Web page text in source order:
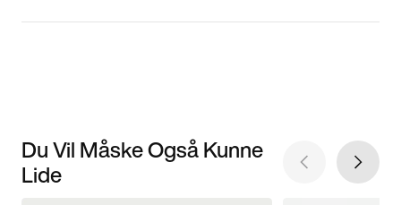
Du Vil Måske Også Kunne
Lide